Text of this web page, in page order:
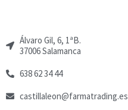
Álvaro Gil, 6, 1ªB.
37006 Salamanca
638 62 34 44
castillaleon@farmatrading.es